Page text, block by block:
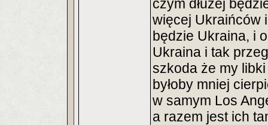
czym dłużej
więcej Ukraińców
będzie Ukraina, i
Ukraina i tak
szkoda że my
byłoby mniej
w samym Los
a razem jest ich